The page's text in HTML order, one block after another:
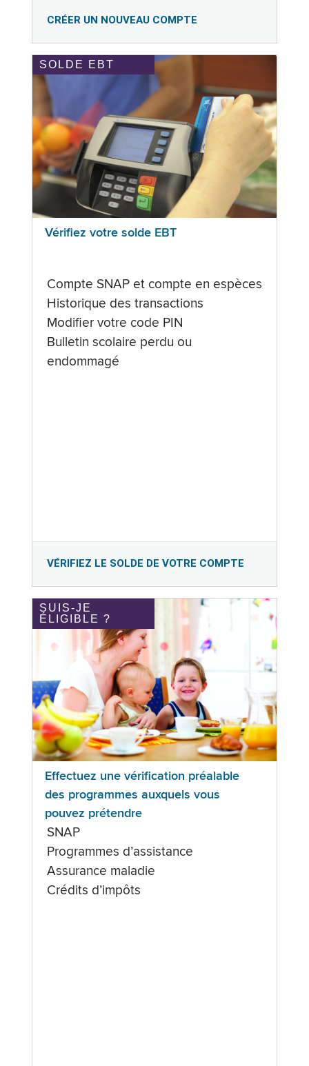
CRÉER UN NOUVEAU COMPTE
SOLDE EBT
Vérifiez votre solde EBT
Compte SNAP et compte en espèces
Historique des transactions
Modifier votre code PIN
Bulletin scolaire perdu ou
endommagé
VÉRIFIEZ LE SOLDE DE VOTRE COMPTE
SUIS-JE
ÉLIGIBLE ?
Effectuez une vérification préalable
des programmes auxquels vous
pouvez prétendre
SNAP
Programmes d’assistance
Assurance maladie
Crédits d’impôts